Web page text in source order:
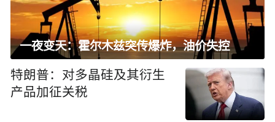
一夜变天：霍尔木兹突传爆炸，油价失控
特朗普：对多晶硅及其衍生
产品加征关税